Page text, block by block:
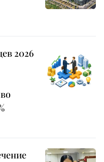
2026